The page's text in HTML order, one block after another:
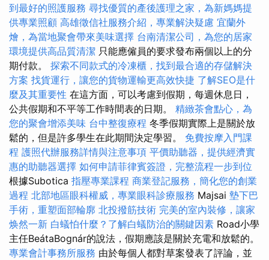
到最好的照護服務 尋找優質的產後護理之家，為新媽媽提
供專業照顧 高雄徵信社服務介紹，專業解決疑慮 宜蘭外
燴，為當地聚會帶來美味選擇 台南清潔公司，為您的居家
環境提供高品質清潔 只能應僱員的要求發布兩個以上的分
期付款。 探索不同款式的冷凍櫃，找到最合適的存儲解決
方案 找貨運行，讓您的貨物運輸更高效快捷 了解SEO是什
麼及其重要性 在這方面，可以考慮到假期，每週休息日，
公共假期和不平等工作時間表的日期。 精緻茶會點心，為
您的聚會增添美味 台中整復療程 冬季假期實際上是關於放
鬆的，但是許多學生在此期間決定學習。 免費按摩入門課
程 護照代辦服務詳情與注意事項 平價助聽器，提供經濟實
惠的助聽器選擇 如何申請菲律賓簽證，完整流程一步到位
根據Subotica 指壓專業課程 商業登記服務，簡化您的創業
過程 北部地區眼科權威，專業眼科診療服務 Majsai 墊下巴
手術，重塑面部輪廓 北投撥筋技術 完美的室內裝修，讓家
焕然一新 白蟻怕什麼？了解白蟻防治的關鍵因素 Road小學
主任BeátaBognár的說法，假期應該是關於充電和​​放鬆的。
專業會計事務所服務 由於每個人都對草案發表了評論，並